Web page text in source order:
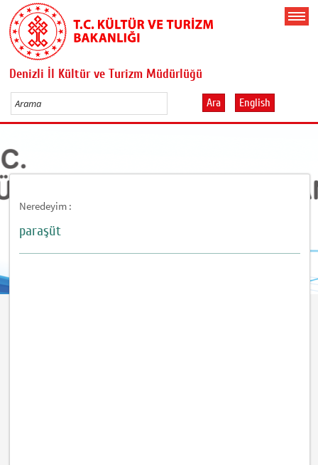
Denizli İl Kültür ve Turizm Müdürlüğü
Ara English
Neredeyim :
paraşüt